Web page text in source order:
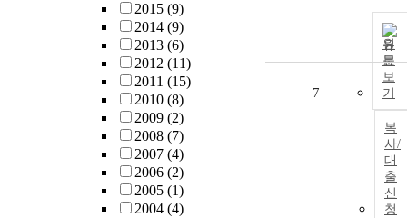
2015 (9)
2014 (9)
2013 (6)
2012 (11)
2011 (15)
2010 (8)
2009 (2)
2008 (7)
2007 (4)
2006 (2)
2005 (1)
2004 (4)
원
문
보
기
복
사/
대
출
신
청
7